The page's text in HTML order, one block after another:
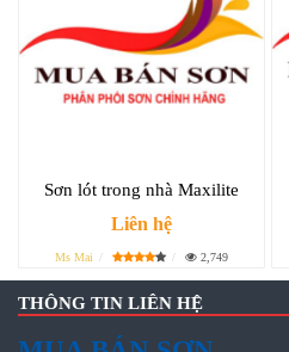
Sơn lót trong nhà Maxilite
Liên hệ
Ms Mai 2,749
THÔNG TIN LIÊN HỆ